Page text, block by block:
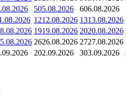
505.08.2026 606.08.2026
1212.08.2026 1313.08.2026
1919.08.2026 2020.08.2026
2626.08.2026 2727.08.2026
202.09.2026 303.09.2026